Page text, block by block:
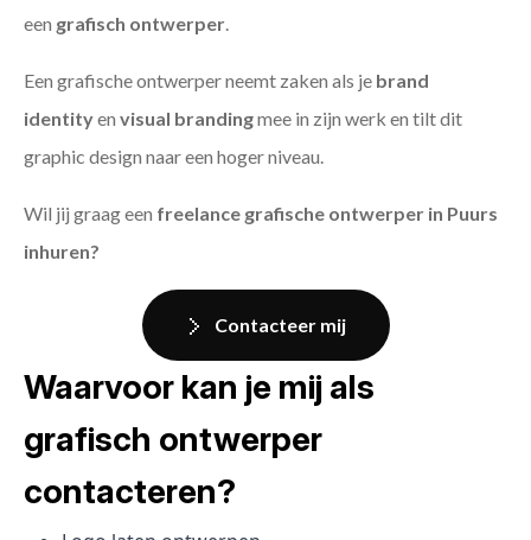
een grafisch ontwerper
Een grafische ontwerper neemt zaken als je brand
identityen visual brandingmee in zijn werk en tilt dit
graphic design naar een hoger niveau.
Wil jij graag een freelance grafische ontwerper in Puurs
inhuren?
Contacteer mij
Waarvoor kan je mij als
grafisch ontwerper
contacteren?